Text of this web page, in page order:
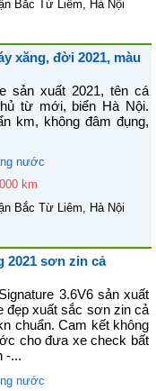
Bắc Từ Liêm, Hà Nội
xăng, đời 2021, màu
sản xuất 2021, tên cá
từ mới, biển Hà Nội.
km, không đâm đụng,
nước
km
Bắc Từ Liêm, Hà Nội
2021 sơn zin cả
3.6V6 sản xuất
đẹp xuất sắc sơn zin cả
chuẩn. Cam kết không
cho đưa xe check bất
-...
nước